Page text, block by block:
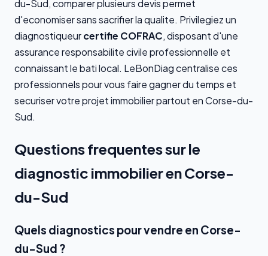
du-Sud, comparer plusieurs devis permet
d'economiser sans sacrifier la qualite. Privilegiez un
diagnostiqueurcertifie COFRAC, disposant d'une
assurance responsabilite civile professionnelle et
connaissant le bati local. LeBonDiag centralise ces
professionnels pour vous faire gagner du temps et
securiser votre projet immobilier partout en Corse-du-
Sud.
Questions frequentes sur le
diagnostic immobilier en Corse-
du-Sud
Quels diagnostics pour vendre en Corse-
du-Sud ?